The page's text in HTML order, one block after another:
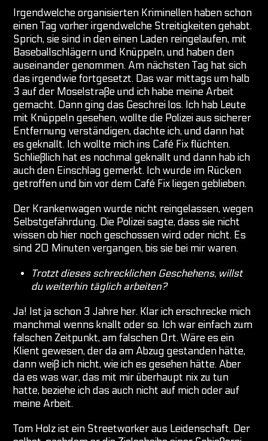
Irgendwelche organisierten Kriminellen haben schon
einen Tag vorher irgendwelche Streitigkeiten gehabt.
Sprich, sie sind in den einen Laden reingelaufen, mit
Baseballschlägern und Knüppeln, und haben den
auseinander genommen. Am nächsten Tag hat sich
das irgendwie fortgesetzt. Das war mittags um halb
3 auf der Moselstraße und ich habe meine Arbeit
gemacht. Dann ging das Geschrei los. Ich hab Leute
mit Knüppeln gesehen, wollte die Polizei aus sicherer
Entfernung verständigen, dachte ich, und dann hat
es geknallt. Ich wollte mich ins Café Fix flüchten.
Schließlich hat es nochmal geknallt und dann hab ich
auch den Einschlag gemerkt. Ich wurde im Rücken
getroffen und bin vor dem Café Fix liegen geblieben.
Der Krankenwagen wurde nicht reingelassen, wegen
Selbstgefährdung. Die Polizei sagte, dass sie nicht
wissen ob hier noch geschossen wird oder nicht. Es
sind 20 Minuten vergangen, bis sie bei mir waren.
Trotzt dieses schrecklichen Geschehens, willst
du weiterhin täglich arbeiten?
Ja! Ist ja schon 3 Jahre her. Klar ich erschrecke mich
manchmal wenns knallt oder so. Ich war einfach zum
falschen Zeitpunkt, am falschen Ort. Wäre es ein
Klient gewesen, der da am Abzug gestanden hätte,
dann weiß ich nicht, wie ich es gesehen hätte. Aber
da es was war, das mit mir überhaupt nix zu tun
hatte, beziehe ich das auch nicht auf mich oder auf
meine Arbeit.
Tom Holz ist ein Streetworker aus Leidenschaft. Der